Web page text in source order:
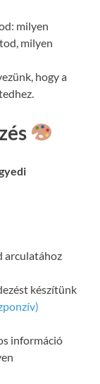
milyen
milyen
hogy a
arculatához
készítünk
információ